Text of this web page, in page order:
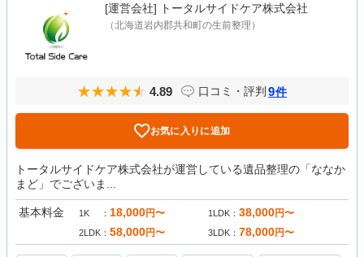
[運営会社] トータルサイドケア株式会社
（北海道岩内郡共和町の生前整理）
4.89 口コミ・評判 9件
お気に入りに追加
トータルサイドケア株式会社が運営している遺品整理の「ななか
まど」でございま...
基本料金 1K 18,000円〜 1LDK 38,000円〜
2LDK 58,000円〜 3LDK 78,000円〜